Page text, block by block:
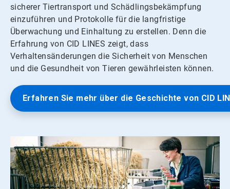
sicherer Tiertransport und Schädlingsbekämpfung
einzuführen und Protokolle für die langfristige
Überwachung und Einhaltung zu erstellen.​​​​​​​ Denn die
Erfahrung von CID LINES zeigt, dass
Verhaltensänderungen die Sicherheit von Menschen
und die Gesundheit von Tieren gewährleisten können.​​​​​​​
Erfahren Sie mehr über die Geschichte von CID